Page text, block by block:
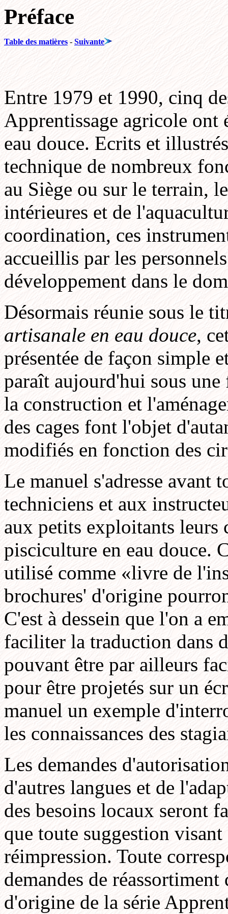
Préface
Table des matières - Suivante
Entre 1979 et 1990, cinq
Apprentissage agricole ont
eau douce. Ecrits et
technique de nombreux
au Siège ou sur le terrain,
intérieures et de
coordination, ces
accueillis par les
développement dans le
Désormais réunie sous le
artisanale en eau douce,
présentée de façon simple
paraît aujourd'hui sous
la construction et
des cages font l'objet
modifiés en fonction des
Le manuel s'adresse avant
techniciens et aux
aux petits exploitants leurs
pisciculture en eau douce.
utilisé comme «livre de
brochures' d'origine
C'est à dessein que l'on a
faciliter la traduction dans
pouvant être par ailleurs
pour être projetés sur un
manuel un exemple
les connaissances des
Les demandes
d'autres langues et de
des besoins locaux seront
que toute suggestion
réimpression. Toute
demandes de
d'origine de la série